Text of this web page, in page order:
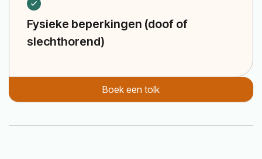
Fysieke beperkingen (doof of
slechthorend)
Boek een tolk